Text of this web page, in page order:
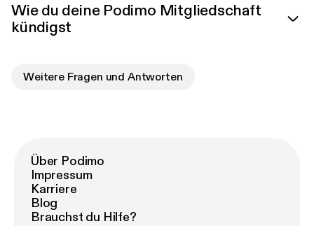
Wie du deine Podimo Mitgliedschaft
kündigst
Weitere Fragen und Antworten
Über Podimo
Impressum
Karriere
Blog
Brauchst du Hilfe?